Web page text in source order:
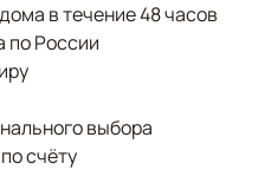
в течение 48 часов
по России
выбора
счёту